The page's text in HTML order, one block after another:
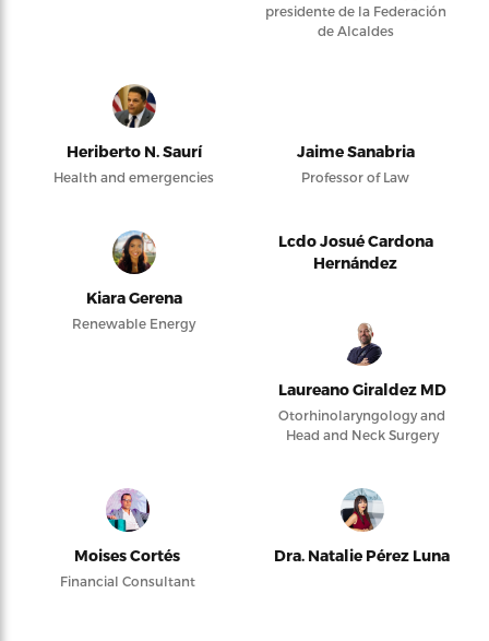
presidente de la Federación
de Alcaldes
Heriberto N. Saurí
Health and emergencies
Jaime Sanabria
Professor of Law
Kiara Gerena
Renewable Energy
Lcdo Josué Cardona
Hernández
Laureano Giraldez MD
Otorhinolaryngology and
Head and Neck Surgery
Moises Cortés
Financial Consultant
Dra. Natalie Pérez Luna